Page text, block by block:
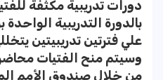
علي فترتين تدريبيتين
وسيتم منح الفتيات
من خلال صندوق الأمم